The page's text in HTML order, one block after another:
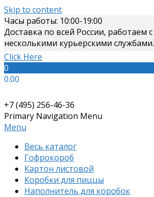
Skip to content
Часы работы: 10:00-19:00
Доставка по всей России, работаем с
несколькими курьерскими службами.
Click Here
0
0.00
+7 (495) 256-46-36
Primary Navigation Menu
Menu
Весь каталог
Гофрокороб
Картон листовой
Коробки для пиццы
Наполнитель для коробок